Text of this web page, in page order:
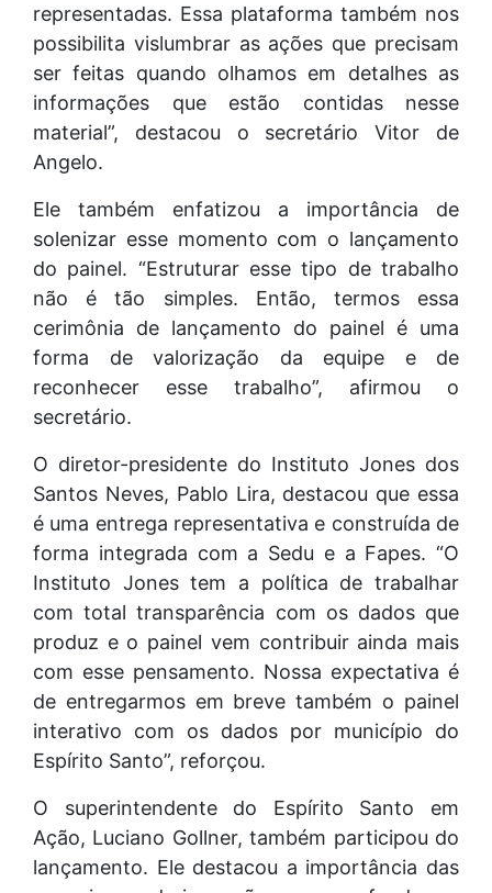
representadas. Essa plataforma também nos
possibilita vislumbrar as ações que precisam
ser feitas quando olhamos em detalhes as
informações que estão contidas nesse
material”, destacou o secretário Vitor de
Angelo.
Ele também enfatizou a importância de
solenizar esse momento com o lançamento
do painel. “Estruturar esse tipo de trabalho
não é tão simples. Então, termos essa
cerimônia de lançamento do painel é uma
forma de valorização da equipe e de
reconhecer esse trabalho”, afirmou o
secretário.
O diretor-presidente do Instituto Jones dos
Santos Neves, Pablo Lira, destacou que essa
é uma entrega representativa e construída de
forma integrada com a Sedu e a Fapes. “O
Instituto Jones tem a política de trabalhar
com total transparência com os dados que
produz e o painel vem contribuir ainda mais
com esse pensamento. Nossa expectativa é
de entregarmos em breve também o painel
interativo com os dados por município do
Espírito Santo”, reforçou.
O superintendente do Espírito Santo em
Ação, Luciano Gollner, também participou do
lançamento. Ele destacou a importância das